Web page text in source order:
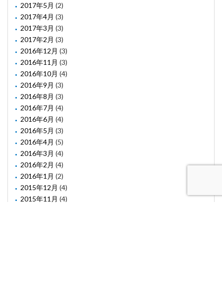
2017年5月 (2)
2017年4月 (3)
2017年3月 (3)
2017年2月 (3)
2016年12月 (3)
2016年11月 (3)
2016年10月 (4)
2016年9月 (3)
2016年8月 (3)
2016年7月 (4)
2016年6月 (4)
2016年5月 (3)
2016年4月 (5)
2016年3月 (4)
2016年2月 (4)
2016年1月 (2)
2015年12月 (4)
2015年11月 (4)